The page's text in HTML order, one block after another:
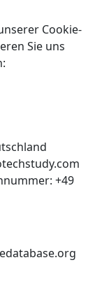
Cookie-
Sie uns
+49